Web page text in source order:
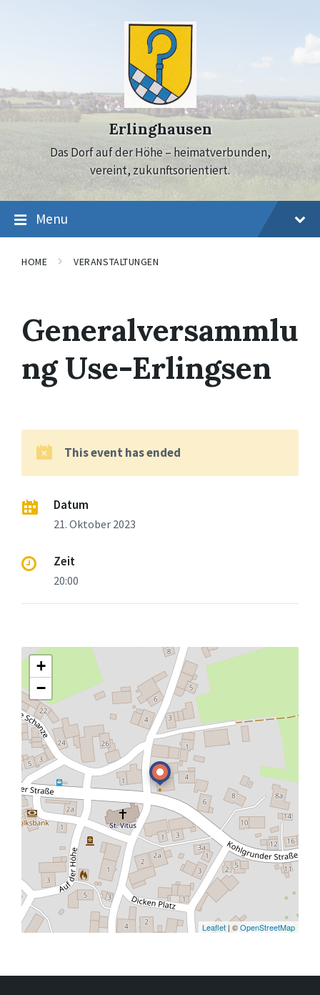
Erlinghausen
Das Dorf auf der Höhe – heimatverbunden,
vereint, zukunftsorientiert.
Menu
HOME VERANSTALTUNGEN
Generalversammlu
ng Use-Erlingsen
This event has ended
Datum
21. Oktober 2023
Zeit
20:00
+
−
Leaflet | ©OpenStreetMap